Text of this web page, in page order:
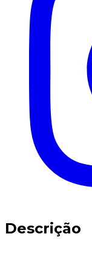
Descrição